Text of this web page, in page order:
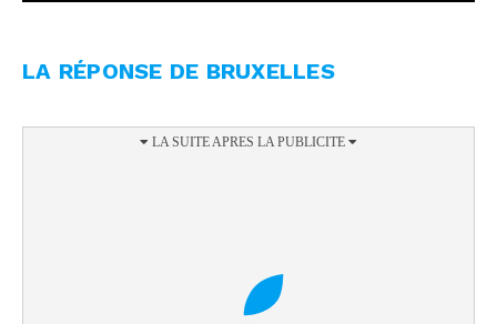
LA RÉPONSE DE BRUXELLES